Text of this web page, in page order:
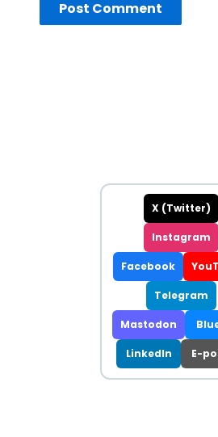
X (Twitter)
Instagram
Facebook
Telegram
Mastodon
LinkedIn E-